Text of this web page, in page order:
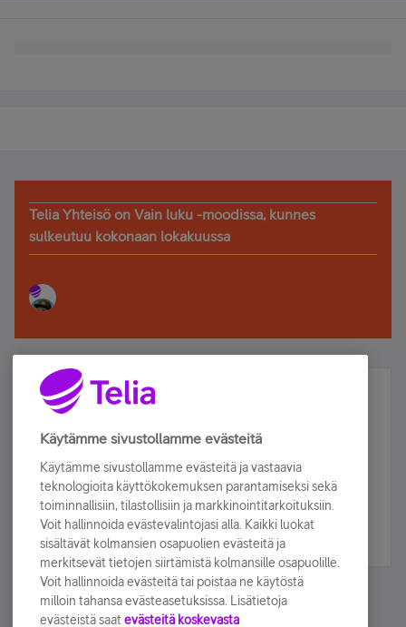
Telia Yhteisö on Vain luku -moodissa, kunnes
sulkeutuu kokonaan lokakuussa
Älä jää paitsi – osallistu ja voita!
Tilaa Telian uutiskirje ja olet mukana arvonnassa.
sähköpostiisi.
Tilaa nyt
Käytämme sivustollamme evästeitä
Käytämme sivustollamme evästeitä ja vastaavia
teknologioita käyttökokemuksen parantamiseksi sekä
toiminnallisiin, tilastollisiin ja markkinointitarkoituksiin.
Voit hallinnoida evästevalintojasi alla. Kaikki luokat
sisältävät kolmansien osapuolien evästeitä ja
merkitsevät tietojen siirtämistä kolmansille osapuolille.
Voit hallinnoida evästeitä tai poistaa ne käytöstä
milloin tahansa evästeasetuksissa. Lisätietoja
evästeistä saat evästeitä koskevasta